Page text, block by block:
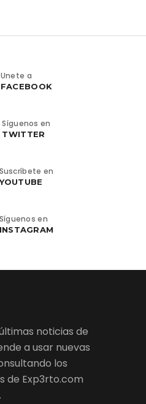
Únete a
FACEBOOK
Síguenos en
TWITTER
Suscríbete en
Síguenos en
INSTAGRAM
noticias de
a usar nuevas
los
de Exp3rto.com